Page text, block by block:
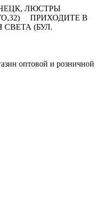
ЛЮСТРЫ
ПРИХОДИТЕ В
(БУЛ.
оптовой и розничной